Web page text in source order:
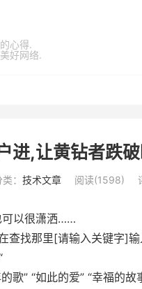
心得.
好网络.
进,让黄钻者跌
： 技术文章 阅读(1598)
可以很潇洒……
查找那里[请输入关键字]输
歌” “如此的爱” “幸福的故